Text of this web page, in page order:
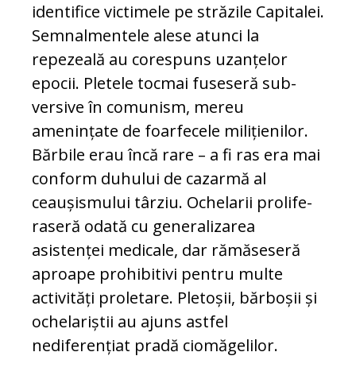
identifice vic­timele pe străzile Capitalei.
Semnalmentele alese atunci la
repezeală au corespuns uzanțelor
epocii. Pletele tocmai fuseseră sub­
versive în comunism, me­reu
amenințate de foar­fe­cele milițienilor.
Bărbile erau încă rare – a fi ras era mai
conform duhului de cazarmă al
ceaușismului târ­ziu. Ochelarii proli­fe­
ra­seră odată cu generalizarea
asistenței medicale, dar ră­măseseră
aproape prohibitivi pentru mul­te
activități proletare. Pletoșii, bărboșii și
ochelariștii au ajuns astfel
nediferențiat pradă ciomăgelilor.